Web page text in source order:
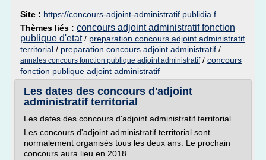
Site : https://concours-adjoint-administratif.publidia.f
Thèmes liés : concours adjoint administratif fonction
publique d'etat/ preparation concours adjoint administratif
territorial / preparation concours adjoint administratif /
annales concours fonction publique adjoint administratif/ concours
fonction publique adjoint administratif
Les dates des concours d'adjoint
administratif territorial
Les dates des concours d'adjoint administratif territorial
Les concours d'adjoint administratif territorial sont
normalement organisés tous les deux ans. Le prochain
concours aura lieu en 2018.